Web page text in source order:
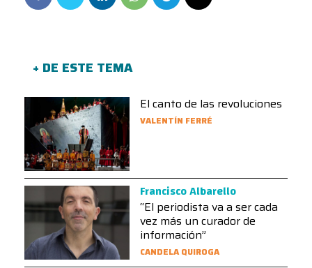
+ DE ESTE TEMA
El canto de las revoluciones
VALENTÍN FERRÉ
Francisco Albarello
“El periodista va a ser cada
vez más un curador de
información”
CANDELA QUIROGA